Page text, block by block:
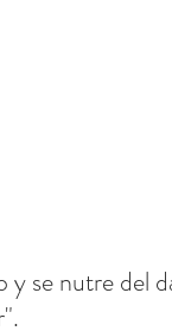
y se nutre del